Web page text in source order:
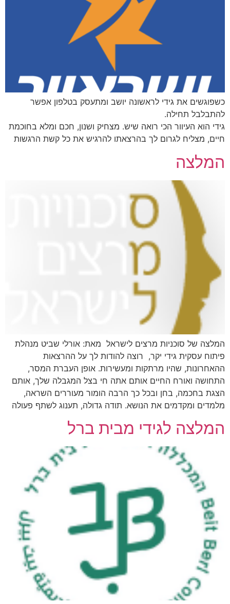
כשפוגשים את גידי לראשונה יושב ומתעסק בטלפון אפשר
להתבלבל תחילה.
גידי הוא העיוור הכי רואה שיש. מצחיק ושנון, חכם ומלא בחוכמת
חיים, מצליח לגרום לך בהרצאתו להרגיש את כל קשת הרגשות
המלצה
המלצה של סוכניות מרצים לישראל ​ מאת: אורלי שביט מנהלת
פיתוח עסקית גידי יקר, רוצה להודות לך על ההרצאות
ההאחרונות, שהיו מרתקות ומעשירות. אופן העברת המסר,
התחושה ואורח החיים אותם אתה חי בצל המגבלה שלך, אותם
הצגת בחכמה, בחן ובכל כך הרבה הומור מעוררים השראה,
מלמדים ומקדמים את הנושא. תודה גדולה, תענוג לשתף פעולה
המלצה לגידי מבית ברל